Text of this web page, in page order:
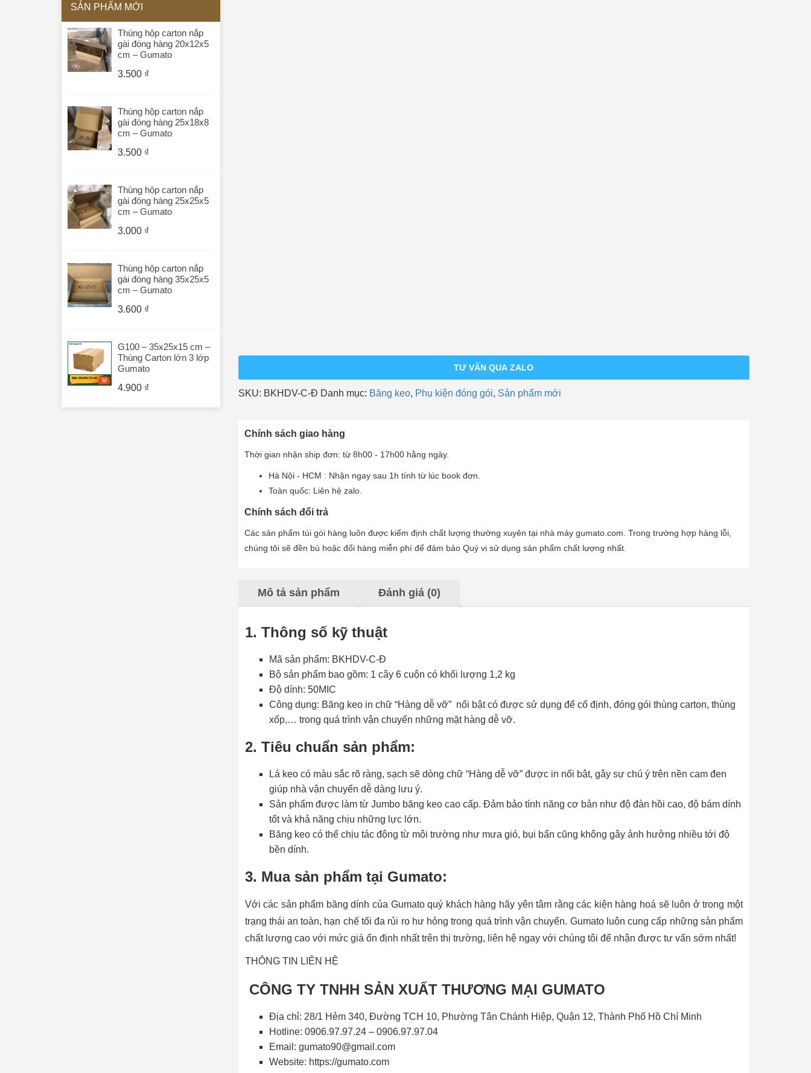
SẢN PHẨM MỚI
Thùng hộp carton nắp
gài đóng hàng 20x12x5
cm – Gumato
3.500 ₫
Thùng hộp carton nắp
gài đóng hàng 25x18x8
cm – Gumato
3.500 ₫
Thùng hộp carton nắp
gài đóng hàng 25x25x5
cm – Gumato
3.000 ₫
Thùng hộp carton nắp
gài đóng hàng 35x25x5
cm – Gumato
3.600 ₫
G100 – 35x25x15 cm –
Thùng Carton lớn 3 lớp
Gumato
4.900 ₫
TƯ VẤN QUA ZALO
SKU: BKHDV-C-Đ Danh mục: Băng keo, Phụ kiện đóng gói, Sản phẩm mới
Chính sách giao hàng
Thời gian nhận ship đơn: từ 8h00 - 17h00 hằng ngày.
Hà Nội - HCM : Nhận ngay sau 1h tính từ lúc book đơn.
Toàn quốc: Liên hệ zalo.
Chính sách đổi trả
Các sản phẩm túi gói hàng luôn được kiểm định chất lượng thường xuyên tại nhà máy gumato.com. Trong trường hợp hàng lỗi,
chúng tôi sẽ đền bù hoặc đổi hàng miễn phí để đảm bảo Quý vị sử dụng sản phẩm chất lượng nhất.
Mô tả sản phẩm Đánh giá (0)
1. Thông số kỹ thuật
Mã sản phẩm: BKHDV-C-Đ
Bộ sản phẩm bao gồm: 1 cây 6 cuộn có khối lượng 1,2 kg
Độ dính: 50MIC
Công dụng: Băng keo in chữ “Hàng dễ vỡ” nổi bật có được sử dụng để cố định, đóng gói thùng carton, thùng
xốp,… trong quá trình vận chuyển những mặt hàng dễ vỡ.
2. Tiêu chuẩn sản phẩm:
Lá keo có màu sắc rõ ràng, sạch sẽ dòng chữ “Hàng dễ vỡ” được in nổi bật, gây sự chú ý trên nền cam đen
giúp nhà vận chuyển dễ dàng lưu ý.
Sản phẩm được làm từ Jumbo băng keo cao cấp. Đảm bảo tính năng cơ bản như độ đàn hồi cao, độ bám dính
tốt và khả năng chịu những lực lớn.
Băng keo có thể chịu tác động từ môi trường như mưa gió, bụi bẩn cũng không gây ảnh hưởng nhiều tới độ
bền dính.
3. Mua sản phẩm tại Gumato:
Với các sản phẩm băng dính của Gumato quý khách hàng hãy yên tâm rằng các kiện hàng hoá sẽ luôn ở trong một
trạng thái an toàn, hạn chế tối đa rủi ro hư hỏng trong quá trình vận chuyển. Gumato luôn cung cấp những sản phẩm
chất lượng cao với mức giá ổn định nhất trên thị trường, liên hệ ngay với chúng tôi để nhận được tư vấn sớm nhất!
THÔNG TIN LIÊN HỆ
CÔNG TY TNHH SẢN XUẤT THƯƠNG MẠI GUMATO
Địa chỉ: 28/1 Hẻm 340, Đường TCH 10, Phường Tân Chánh Hiệp, Quận 12, Thành Phố Hồ Chí Minh
Hotline: 0906.97.97.24 – 0906.97.97.04
Email: gumato90@gmail.com
Website: https://gumato.com